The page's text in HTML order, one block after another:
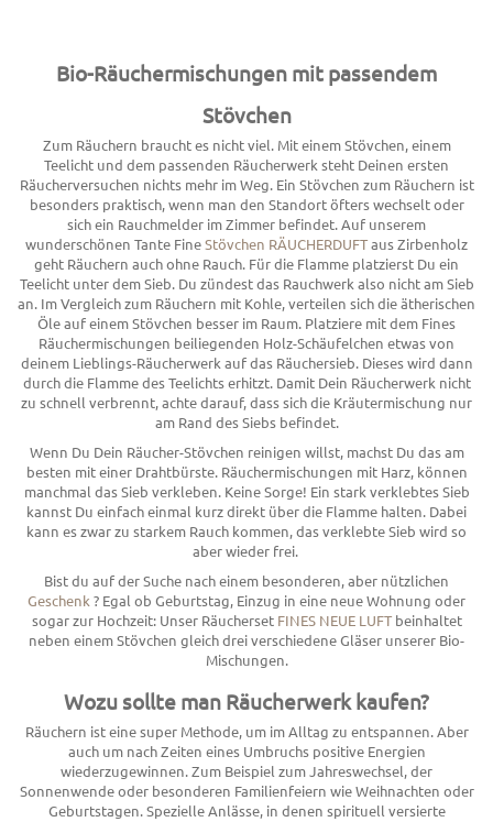
Bio-Räuchermischungen mit passendem
Stövchen
Zum Räuchern braucht es nicht viel. Mit einem Stövchen, einem
Teelicht und dem passenden Räucherwerk steht Deinen ersten
Räucherversuchen nichts mehr im Weg. Ein Stövchen zum Räuchern ist
besonders praktisch, wenn man den Standort öfters wechselt oder
sich ein Rauchmelder im Zimmer befindet. Auf unserem
wunderschönen Tante FineStövchen RÄUCHERDUFTaus Zirbenholz
geht Räuchern auch ohne Rauch. Für die Flamme platzierst Du ein
Teelicht unter dem Sieb. Du zündest das Rauchwerk also nicht am Sieb
an. Im Vergleich zum Räuchern mit Kohle, verteilen sich die ätherischen
Öle auf einem Stövchen besser im Raum. Platziere mit dem Fines
Räuchermischungen beiliegenden Holz-Schäufelchen etwas von
deinem Lieblings-Räucherwerk auf das Räuchersieb. Dieses wird dann
durch die Flamme des Teelichts erhitzt. Damit Dein Räucherwerk nicht
zu schnell verbrennt, achte darauf, dass sich die Kräutermischung nur
am Rand des Siebs befindet.
Wenn Du Dein Räucher-Stövchen reinigen willst, machst Du das am
besten mit einer Drahtbürste. Räuchermischungen mit Harz, können
manchmal das Sieb verkleben. Keine Sorge! Ein stark verklebtes Sieb
kannst Du einfach einmal kurz direkt über die Flamme halten. Dabei
kann es zwar zu starkem Rauch kommen, das verklebte Sieb wird so
aber wieder frei.
Bist du auf der Suche nach einem besonderen, aber nützlichen
Geschenk ? Egal ob Geburtstag, Einzug in eine neue Wohnung oder
sogar zur Hochzeit: Unser Räucherset FINES NEUE LUFT beinhaltet
neben einem Stövchen gleich drei verschiedene Gläser unserer Bio-
Mischungen.
Wozu sollte man Räucherwerk kaufen?
Räuchern ist eine super Methode, um im Alltag zu entspannen. Aber
auch um nach Zeiten eines Umbruchs positive Energien
wiederzugewinnen. Zum Beispiel zum Jahreswechsel, der
Sonnenwende oder besonderen Familienfeiern wie Weihnachten oder
Geburtstagen. Spezielle Anlässe, in denen spirituell versierte